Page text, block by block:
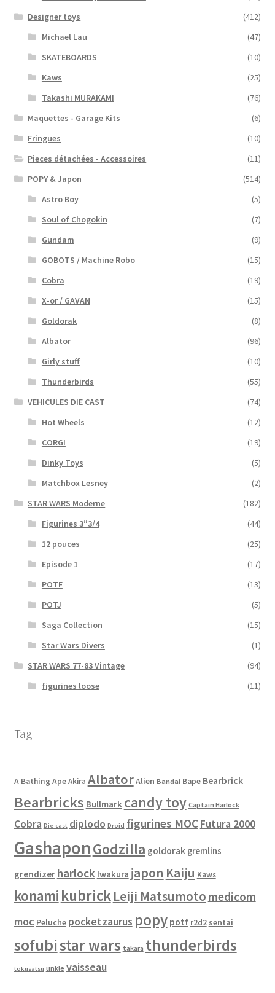
Designer toys
(412)
Michael Lau
(47)
SKATEBOARDS
(10)
Kaws
(25)
Takashi MURAKAMI
(76)
Maquettes - Garage Kits
(6)
Fringues
(10)
Pieces détachées - Accessoires
(11)
POPY & Japon
(514)
Astro Boy
(5)
Soul of Chogokin
(7)
Gundam
(9)
GOBOTS / Machine Robo
(15)
Cobra
(19)
X-or / GAVAN
(15)
Goldorak
(8)
Albator
(96)
Girly stuff
(10)
Thunderbirds
(55)
VEHICULES DIE CAST
(74)
Hot Wheels
(12)
CORGI
(19)
Dinky Toys
(5)
Matchbox Lesney
(2)
STAR WARS Moderne
(182)
Figurines 3″3/4
(44)
12 pouces
(25)
Episode 1
(17)
POTF
(13)
POTJ
(5)
Saga Collection
(15)
Star Wars Divers
(1)
STAR WARS 77-83 Vintage
(94)
figurines loose
(11)
Tag
A Bathing Ape Akira AlbatorAlien Bandai Bape Bearbrick
Bearbricks Bullmark candy toy Captain Harlock
Cobra Die-cast diplodo Droid figurines MOCFutura 2000
GashaponGodzilla goldorak gremlins
grendizer harlock Iwakura japon Kaiju Kaws
konami kubrickLeiji Matsumoto medicom
moc Peluche pocketzaurus popy potf r2d2 sentai
sofubistar wars takara thunderbirds
tokusatsu unkle vaisseau